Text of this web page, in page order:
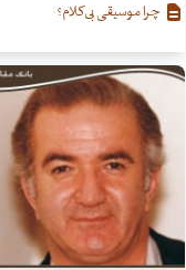
چرا موسیقی بی‌کلام؟